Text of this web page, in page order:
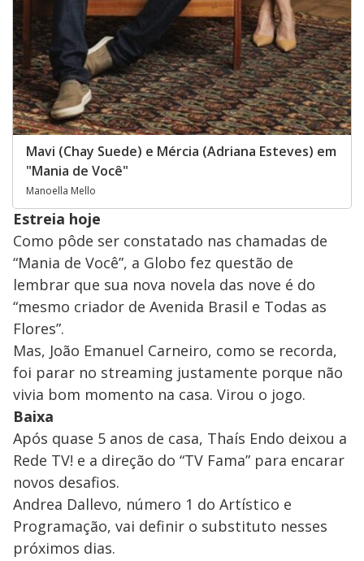
Mavi (Chay Suede) e Mércia (Adriana Esteves) em
"Mania de Você"
Manoella Mello
Estreia hoje
Como pôde ser constatado nas chamadas de
“Mania de Você”, a Globo fez questão de
lembrar que sua nova novela das nove é do
“mesmo criador de Avenida Brasil e Todas as
Flores”.
Mas, João Emanuel Carneiro, como se recorda,
foi parar no streaming justamente porque não
vivia bom momento na casa. Virou o jogo.
Baixa
Após quase 5 anos de casa, Thaís Endo deixou a
Rede TV! e a direção do “TV Fama” para encarar
novos desafios.
Andrea Dallevo, número 1 do Artístico e
Programação, vai definir o substituto nesses
próximos dias.